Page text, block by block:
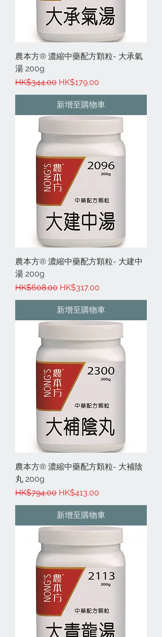
農本方® 濃縮中藥配方顆粒- 大承氣
湯 200g
一般價格
HK$344.00 促銷價格
HK$179.00
新增至購物車
農本方® 濃縮中藥配方顆粒- 大建中
湯 200g
一般價格
HK$608.00 促銷價格
HK$317.00
新增至購物車
農本方® 濃縮中藥配方顆粒- 大補陰
丸 200g
一般價格
HK$794.00 促銷價格
HK$413.00
新增至購物車